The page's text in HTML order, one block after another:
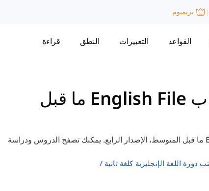
| بريميوم
القواعد التعبيرات النطق قراءة
قائمة المفردات لكتاب English File ما قبل
هنا ستجد قائمة المفردات لكتاب English File ما قبل المتوسط، الإصدار الرابع. يمكنك تصفح الدروس ودراسة
دورة اللغة الإنجليزية كلغة ثانية